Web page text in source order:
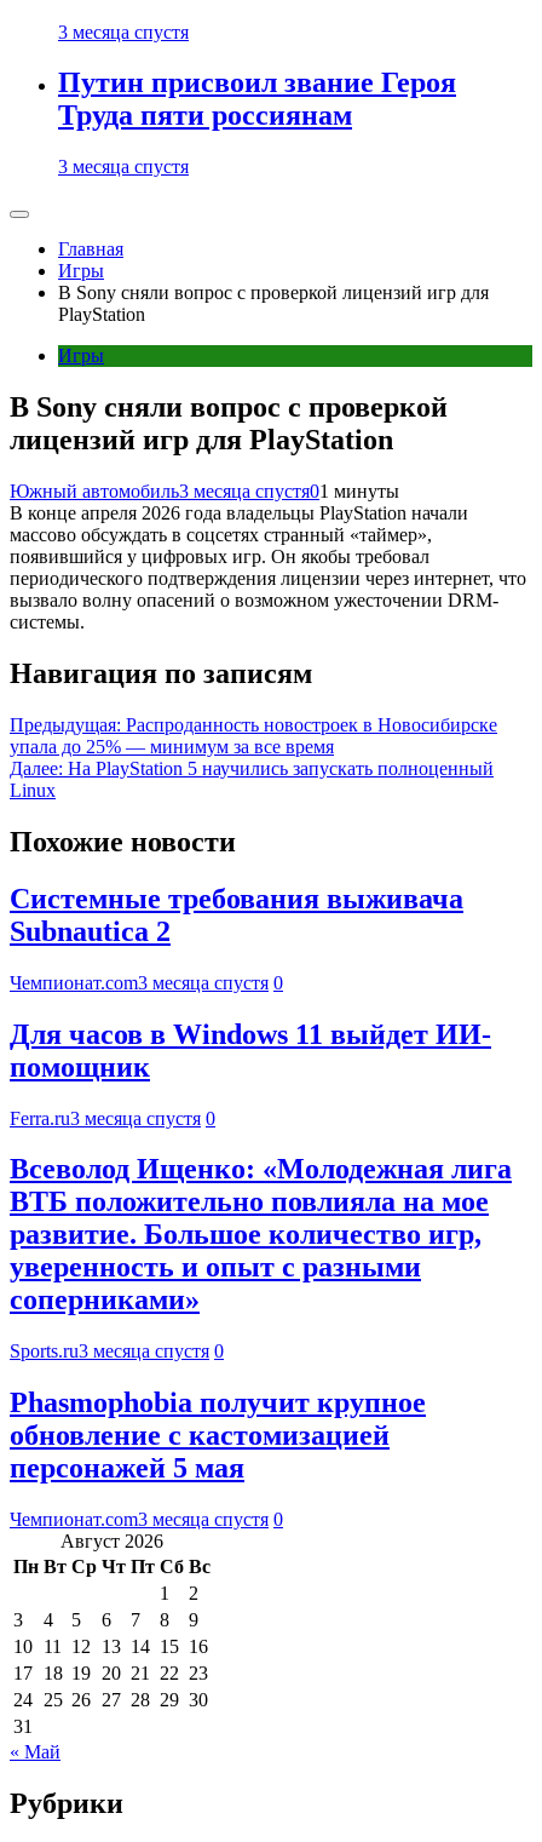
3 месяца спустя
Путин присвоил звание Героя
Труда пяти россиянам
3 месяца спустя
Главная
Игры
В Sony сняли вопрос с проверкой лицензий игр для
PlayStation
Игры
В Sony сняли вопрос с проверкой
лицензий игр для PlayStation
Южный автомобиль3 месяца спустя01 минуты
В конце апреля 2026 года владельцы PlayStation начали
массово обсуждать в соцсетях странный «таймер»,
появившийся у цифровых игр. Он якобы требовал
периодического подтверждения лицензии через интернет, что
вызвало волну опасений о возможном ужесточении DRM-
системы.
Навигация по записям
Предыдущая: Распроданность новостроек в Новосибирске
упала до 25% — минимум за все время
Далее: На PlayStation 5 научились запускать полноценный
Linux
Похожие новости
Системные требования выживача
Subnautica 2
Чемпионат.com3 месяца спустя 0
Для часов в Windows 11 выйдет ИИ-
помощник
Ferra.ru3 месяца спустя 0
Всеволод Ищенко: «Молодежная лига
ВТБ положительно повлияла на мое
развитие. Большое количество игр,
уверенность и опыт с разными
соперниками»
Sports.ru3 месяца спустя 0
Phasmophobia получит крупное
обновление с кастомизацией
персонажей 5 мая
Чемпионат.com3 месяца спустя 0
Август 2026
Пн Вт Ср Чт Пт Сб Вс
1
2
3
4 5 6 7 8
9
10 11 12 13 14 15 16
17 18 19 20 21 22 23
24 25 26 27 28 29 30
31
« Май
Рубрики